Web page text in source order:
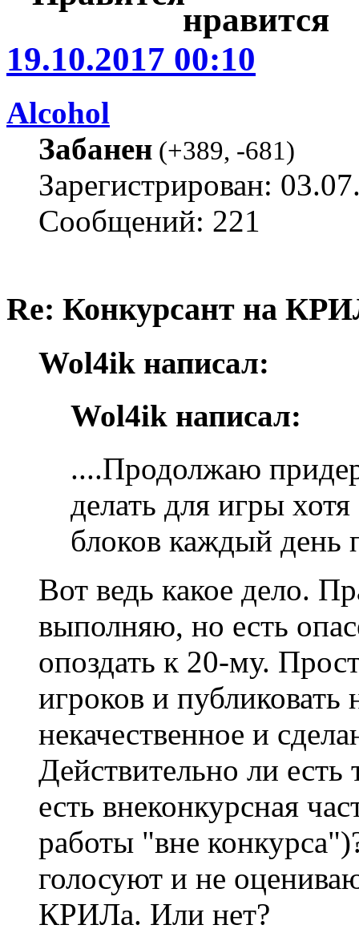
19.10.2017 00:10
Alcohol
Забанен (+389, -681)
Зарегистрирован:
Сообщений: 221
Re: Конкурсант на
Wol4ik написал:
Wol4ik написал:
....Продолжаю
делать для игры
блоков каждый день
Вот ведь какое дело.
выполняю, но есть
опоздать к 20-му.
игроков и публиковать
некачественное и
Действительно ли
есть внеконкурсная
работы "вне
голосуют и не
КРИЛа. Или нет?